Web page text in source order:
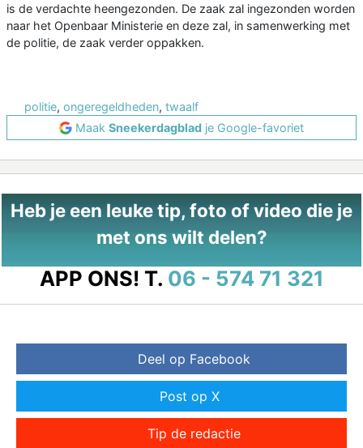
is de verdachte heengezonden. De zaak zal ingezonden worden
naar het Openbaar Ministerie en deze zal, in samenwerking met
de politie, de zaak verder oppakken.
politie, ongeregeldheden, twaalf
Maak Sneekerdagblad je Google-favoriet
Heb je een leuke tip, foto of video die je
met ons wilt delen?
APP ONS! T. 06 - 574 71 321
Deel op Facebook
Post op X
Tip de redactie